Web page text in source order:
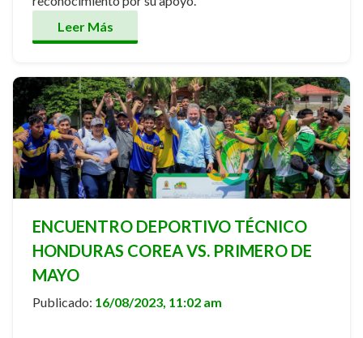
Leer Más
ENCUENTRO DEPORTIVO TÉCNICO
HONDURAS COREA VS. PRIMERO DE
MAYO
Publicado: 16/08/2023, 11:02 am